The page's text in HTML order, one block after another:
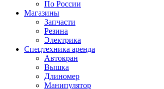
По России
Магазины
Запчасти
Резина
Электрика
Спецтехника аренда
Автокран
Вышка
Длиномер
Манипулятор